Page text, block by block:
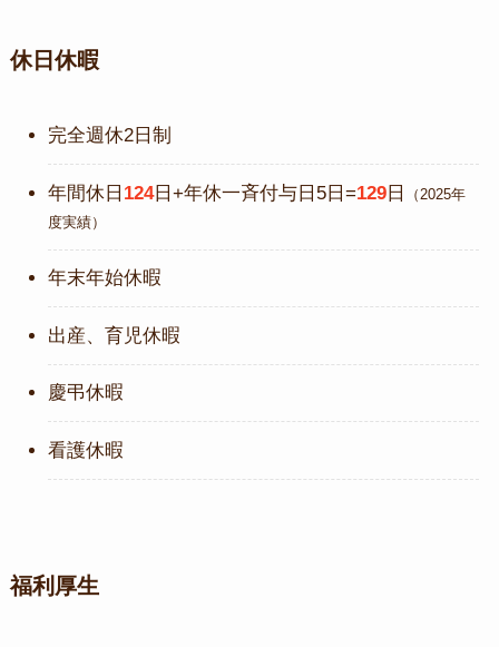
休日休暇
完全週休2日制
年間休日 124日+年休一斉付与日5日=129 日
（2025年
度実績）
年末年始休暇
出産、育児休暇
慶弔休暇
看護休暇
福利厚生